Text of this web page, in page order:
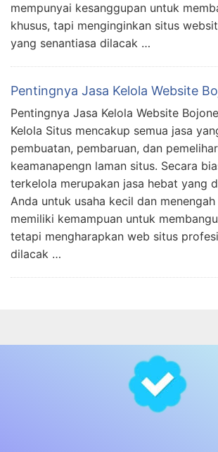
mempunyai kesanggupan untuk
khusus, tapi menginginkan situs
yang senantiasa dilacak …
Pentingnya Jasa Kelola Website
Pentingnya Jasa Kelola Website
Kelola Situs mencakup semua jasa
pembuatan, pembaruan, dan
keamanapengn laman situs. Secara
terkelola merupakan jasa hebat yang
Anda untuk usaha kecil dan
memiliki kemampuan untuk
tetapi mengharapkan web situs
dilacak …